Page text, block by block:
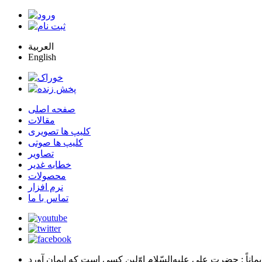
العربية
English
صفحه اصلی
مقالات
کلیپ ها تصویری
کلیپ ها صوتی
تصاویر
خطابه غدیر
محصولات
نرم افزار
تماس با ما